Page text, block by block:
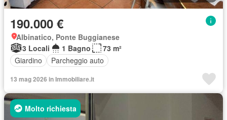
190.000 €
Albinatico, Ponte Buggianese
3 Locali
1 Bagno
73 m²
Giardino
Parcheggio auto
13 mag 2026 in Immobiliare.it
Molto richiesta